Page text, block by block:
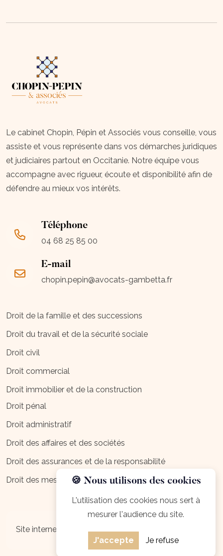
Le cabinet Chopin, Pépin et Associés vous conseille, vous
assiste et vous représente dans vos démarches juridiques
et judiciaires partout en Occitanie. Notre équipe vous
accompagne avec rigueur, écoute et disponibilité afin de
défendre au mieux vos intérêts.
Droit de la famille et des successions
Droit du travail et de la sécurité sociale
Droit civil
Droit commercial
Droit immobilier et de la construction
Droit pénal
Droit administratif
Droit des affaires et des sociétés
Droit des assurances et de la responsabilité
Droit des mesures d'exécution
Téléphone
04 68 25 85 00
E-mail
chopin.pepin@avocats-gambetta.fr
Site internet créé par
🍪 Nous utilisons des cookies
L'utilisation des cookies nous sert à
mesurer l'audience du site.
J'accepte Je refuse